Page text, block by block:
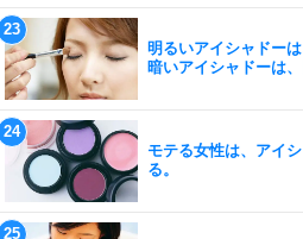
明るいアイシャドーは
暗いアイシャドーは、
モテる女性は、アイ
る。